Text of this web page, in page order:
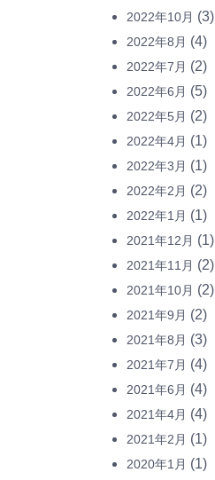
2022年10月 (3)
2022年8月 (4)
2022年7月 (2)
2022年6月 (5)
2022年5月 (2)
2022年4月 (1)
2022年3月 (1)
2022年2月 (2)
2022年1月 (1)
2021年12月 (1)
2021年11月 (2)
2021年10月 (2)
2021年9月 (2)
2021年8月 (3)
2021年7月 (4)
2021年6月 (4)
2021年4月 (4)
2021年2月 (1)
2020年1月 (1)